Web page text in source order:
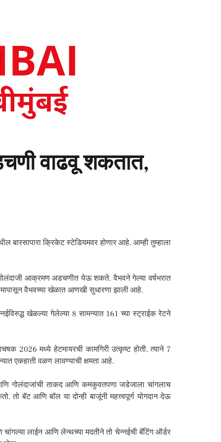
वाढवू शकतात,
बारसापारा क्रिकेट स्टेडियमवर होणार आहे. आम्ही तुम्हाला
आक्रमण अडचणीत येऊ शकते. वैभवने गेल्या वर्षभरात
वैभवच्या खेळात आणखी सुधारणा झाली आहे.
खेळल्या गेलेल्या 8 सामन्यात 161 च्या स्ट्राईक रेटने
2026 मध्ये हेटमायरची कामगिरी उत्कृष्ट होती. त्याने 7
एकहाती वळण लावण्याची क्षमता आहे.
गोलंदाजांची ताकद आणि कमकुवतपणा जडेजाला चांगलाच
तो बॅट आणि बॉल या दोन्ही बाजूंनी महत्त्वपूर्ण योगदान देऊ
लाईन आणि लेन्थच्या मदतीने तो चेन्नईची बॅटिंग ऑर्डर